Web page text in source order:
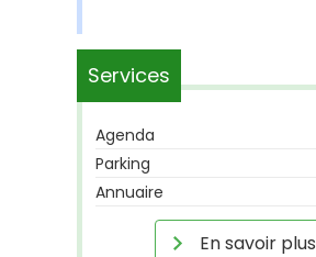
Services
Agenda
Parking
Annuaire
En savoir plus